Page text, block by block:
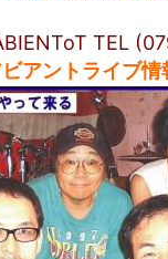
TEL
アントライブ